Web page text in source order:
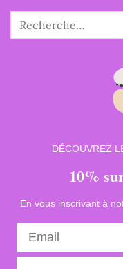
pour :
DÉCOUVREZ
10%
En vous inscrivant à